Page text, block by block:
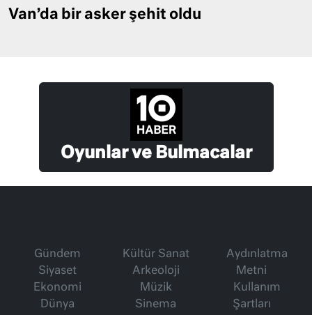
Van’da bir asker şehit oldu
Oyunlar ve Bulmacalar
Gündem
Siyaset
Ekonomi
Dünya
Kültür Sanat
Arkeoloji
Müzik
Sinema
Aydınlatma
Metni
Kullanım
Şartları